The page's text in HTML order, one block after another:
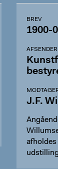
BREV
1900-
AFSENDER
J.F.